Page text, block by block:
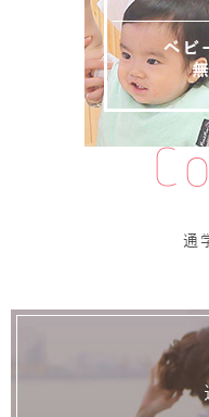
通